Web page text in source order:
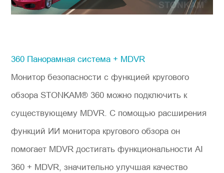
360 Панорамная система + MDVR
Монитор безопасности с функцией кругового
обзора STONKAM® 360 можно подключить к
существующему MDVR. С помощью расширения
функций ИИ монитора кругового обзора он
помогает MDVR достигать функциональности AI
360 + MDVR, значительно улучшая качество